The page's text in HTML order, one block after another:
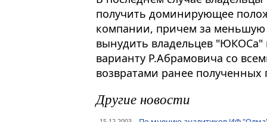
получить доминирующее
компании, причем за меньшую
вынудить владельцев "ЮКОСа"
варианту Р.Абрамовича со
возвратами ранее полученных
Другие новости